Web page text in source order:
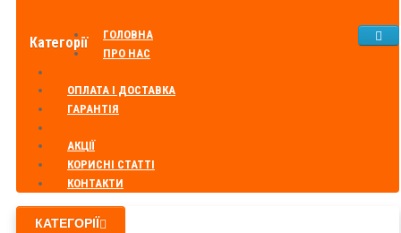
Категорії
ГОЛОВНА
ПРО НАС
ОПЛАТА І ДОСТАВКА
ГАРАНТІЯ
АКЦІЇ
КОРИСНІ СТАТТІ
КОНТАКТИ
КАТЕГОРІЇ